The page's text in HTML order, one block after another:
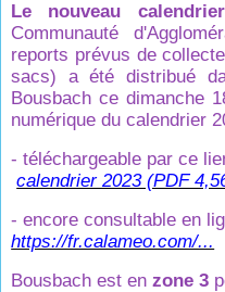
Le nouveau
Communauté
reports prévus de
sacs) a été distribué
Bousbach ce dimanche
numérique du calendrier
- téléchargeable par ce
calendrier 2023 (PDF
- encore consultable en
https://fr.calameo.com/...
Bousbach est enzone 3